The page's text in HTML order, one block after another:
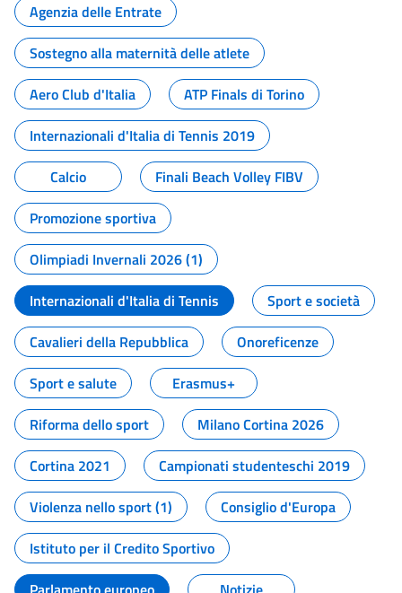
Agenzia delle Entrate
Sostegno alla maternità delle atlete
Aero Club d'Italia
ATP Finals di Torino
Internazionali d'Italia di Tennis 2019
Calcio
Finali Beach Volley FIBV
Promozione sportiva
Olimpiadi Invernali 2026 (1)
Internazionali d'Italia di Tennis
Sport e società
Cavalieri della Repubblica
Onoreficenze
Sport e salute
Erasmus+
Riforma dello sport
Milano Cortina 2026
Cortina 2021
Campionati studenteschi 2019
Violenza nello sport (1)
Consiglio d'Europa
Istituto per il Credito Sportivo